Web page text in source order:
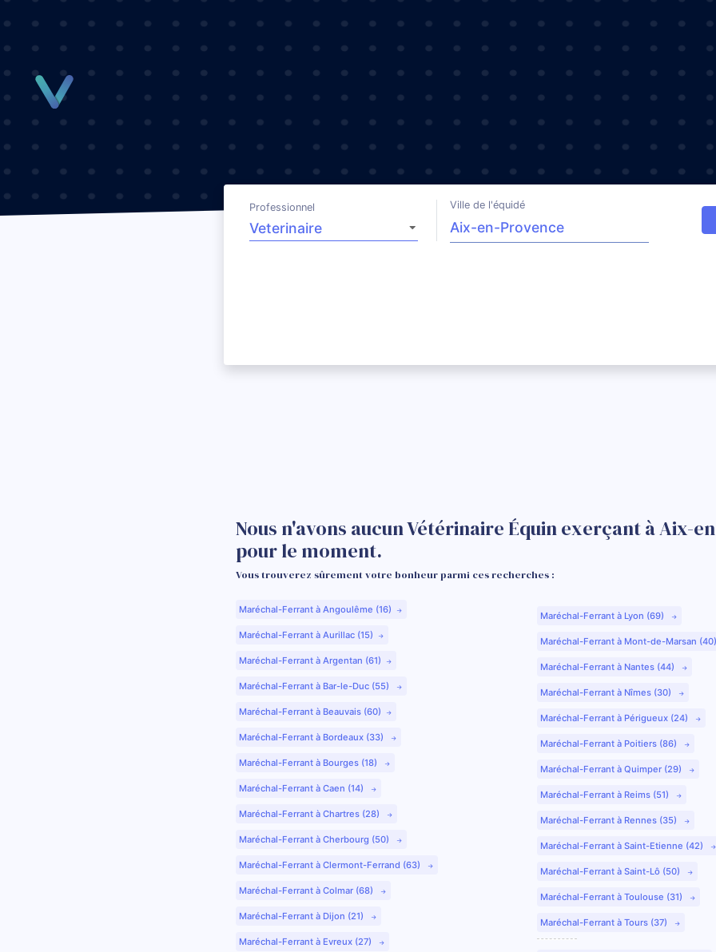
Professionnel Ville de l'équidé
Nous n'avons aucun Vétérinaire Équin exerçant à Aix-
pour le moment.
Vous trouverez sûrement votre bonheur parmi ces recherches :
Maréchal-Ferrant à Angoulême (16)
Maréchal-Ferrant à Aurillac (15)
Maréchal-Ferrant à Argentan (61)
Maréchal-Ferrant à Bar-le-Duc (55)
Maréchal-Ferrant à Beauvais (60)
Maréchal-Ferrant à Bordeaux (33)
Maréchal-Ferrant à Bourges (18)
Maréchal-Ferrant à Caen (14)
Maréchal-Ferrant à Chartres (28)
Maréchal-Ferrant à Cherbourg (50)
Maréchal-Ferrant à Clermont-Ferrand (63)
Maréchal-Ferrant à Colmar (68)
Maréchal-Ferrant à Dijon (21)
Maréchal-Ferrant à Evreux (27)
Maréchal-Ferrant à Lyon (69)
Maréchal-Ferrant à Mont-de-Marsan
Maréchal-Ferrant à Nantes (44)
Maréchal-Ferrant à Nîmes (30)
Maréchal-Ferrant à Périgueux (24)
Maréchal-Ferrant à Poitiers (86)
Maréchal-Ferrant à Quimper (29)
Maréchal-Ferrant à Reims (51)
Maréchal-Ferrant à Rennes (35)
Maréchal-Ferrant à Saint-Etienne (42)
Maréchal-Ferrant à Saint-Lô (50)
Maréchal-Ferrant à Toulouse (31)
Maréchal-Ferrant à Tours (37)